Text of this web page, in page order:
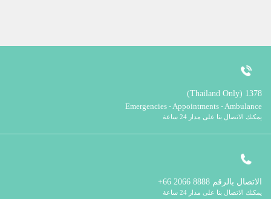
1378 (Thailand Only)
Emergencies - Appointments - Ambulance
يمكنك الاتصال بنا على مدار 24 ساعة
الاتصال بالرقم
يمكنك الاتصال بنا على مدار 24 ساعة